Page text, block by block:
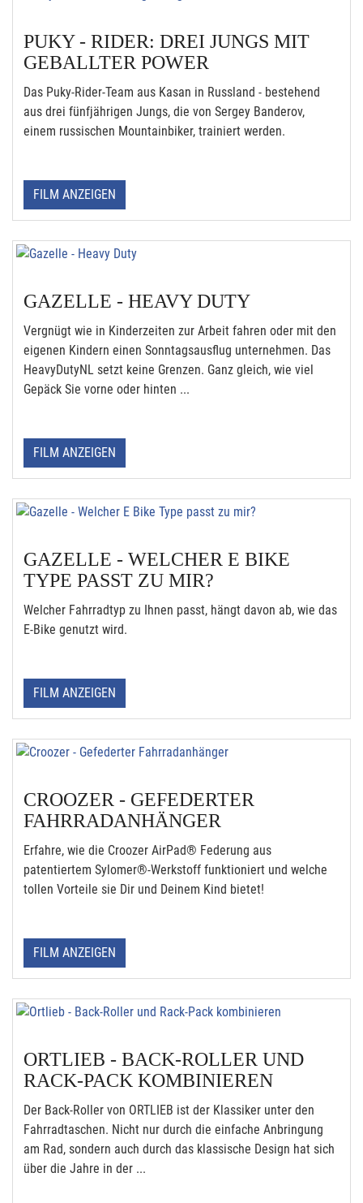
PUKY - RIDER: DREI JUNGS MIT
GEBALLTER POWER
Das Puky-Rider-Team aus Kasan in Russland - bestehend
aus drei fünfjährigen Jungs, die von Sergey Banderov,
einem russischen Mountainbiker, trainiert werden.
FILM ANZEIGEN
GAZELLE - HEAVY DUTY
Vergnügt wie in Kinderzeiten zur Arbeit fahren oder mit den
eigenen Kindern einen Sonntagsausflug unternehmen. Das
HeavyDutyNL setzt keine Grenzen. Ganz gleich, wie viel
Gepäck Sie vorne oder hinten ...
FILM ANZEIGEN
GAZELLE - WELCHER E BIKE
TYPE PASST ZU MIR?
Welcher Fahrradtyp zu Ihnen passt, hängt davon ab, wie das
E-Bike genutzt wird.
FILM ANZEIGEN
CROOZER - GEFEDERTER
FAHRRADANHÄNGER
Erfahre, wie die Croozer AirPad® Federung aus
patentiertem Sylomer®-Werkstoff funktioniert und welche
tollen Vorteile sie Dir und Deinem Kind bietet!
FILM ANZEIGEN
ORTLIEB - BACK-ROLLER UND
RACK-PACK KOMBINIEREN
Der Back-Roller von ORTLIEB ist der Klassiker unter den
Fahrradtaschen. Nicht nur durch die einfache Anbringung
am Rad, sondern auch durch das klassische Design hat sich
über die Jahre in der ...